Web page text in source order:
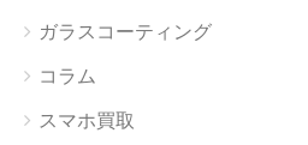
ガラスコーティング
コラム
スマホ買取